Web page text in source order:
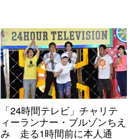
「24時間テレビ」チャリテ
ィーランナー・ブルゾンちえ
み 走る1時間前に本人通